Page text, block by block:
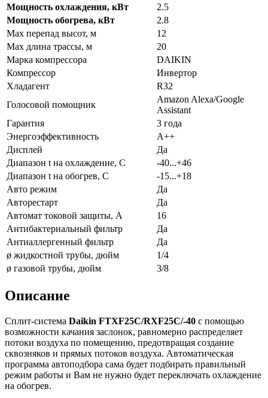
Мощность охлаждения, кВт
2.5
Мощность обогрева, кВт
2.8
Max перепад высот, м
12
Max длина трассы, м
20
Марка компрессора
DAIKIN
Компрессор
Инвертор
Хладагент
R32
Голосовой помощник
Amazon Alexa/Google
Assistant
Гарантия
3 года
Энергоэффективность
A++
Дисплей
Да
Диапазон t на охлаждение, С
-40...+46
Диапазон t на обогрев, С
-15...+18
Авто режим
Да
Авторестарт
Да
Автомат токовой защиты, А
16
Антибактериальный фильтр
Да
Антиаллергенный фильтр
Да
ø жидкостной трубы, дюйм
1/4
ø газовой трубы, дюйм
3/8
Описание
Сплит-система Daikin FTXF25C/RXF25C/-40 с помощью
возможности качания заслонок, равномерно распределяет
потоки воздуха по помещению, предотвращая создание
сквозняков и прямых потоков воздуха. Автоматическая
программа автоподбора сама будет подбирать правильный
режим работы и Вам не нужно будет переключать охлаждение
на обогрев.